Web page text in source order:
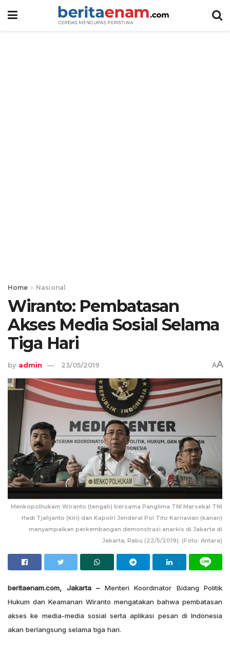
Home Nasional
Wiranto: Pembatasan
Akses Media Sosial Selama
Tiga Hari
by admin 23/05/2019 AA
Menkopolhukam Wiranto (tengah) bersama Panglima TNI Marsekal TNI
Hadi Tjahjanto (kiri) dan Kapolri Jenderal Pol Tito Karnavian (kanan)
menyampaikan perkembangan demonstrasi anarkis di Jakarta di
Jakarta, Rabu (22/5/2019). (Foto: Antara)
beritaenam.com, Jakarta –Menteri Koordinator Bidang Politik
Hukum dan Keamanan Wiranto mengatakan bahwa pembatasan
akses ke media-media sosial serta aplikasi pesan di Indonesia
akan berlangsung selama tiga hari.